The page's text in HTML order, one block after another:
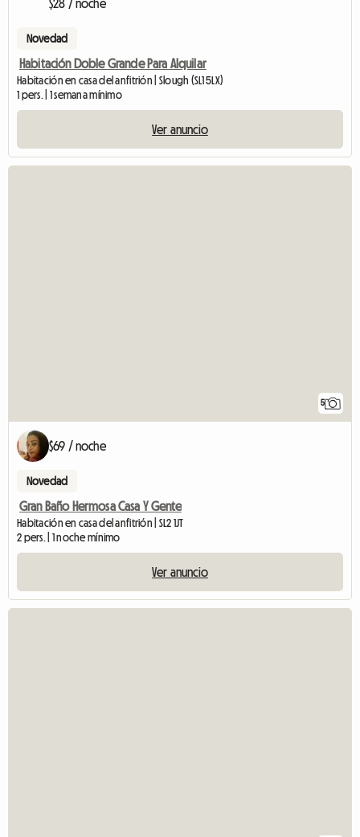
$28 / noche
Novedad
Habitación Doble Grande Para Alquilar
Habitación en casa del anfitrión | Slough (SL1 5LX)
1 pers. | 1 semana mínimo
Ver anuncio
5
$69 / noche
Novedad
Gran Baño Hermosa Casa Y Gente
Habitación en casa del anfitrión | SL2 1JT
2 pers. | 1 noche mínimo
Ver anuncio